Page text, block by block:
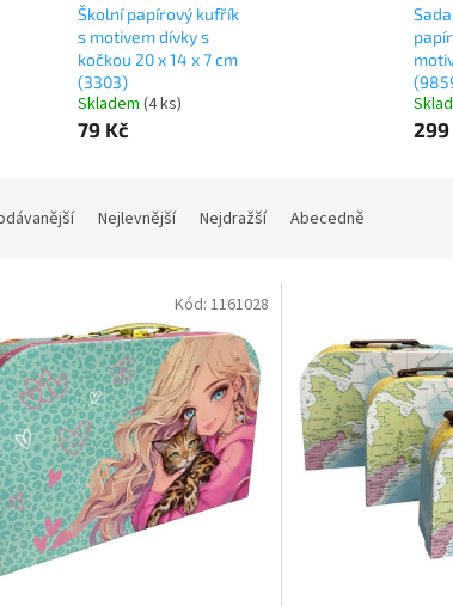
Školní papírový kufřík
s motivem dívky s
kočkou 20 x 14 x 7 cm
(3303)
Skladem (4 ks)
79 Kč
299
Nejlevnější Nejdražší Abecedně
Kód: 1161028